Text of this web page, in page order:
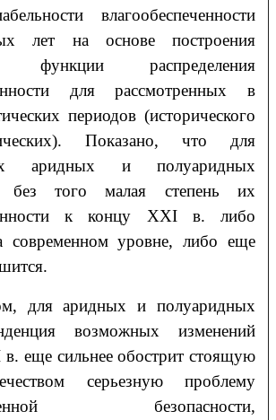
влагообеспеченности
лет на основе построения
функции распределения
для рассмотренных в
периодов (исторического
Показано, что для
аридных и полуаридных
без того малая степень их
к концу XXI в. либо
современном уровне, либо еще
для аридных и полуаридных
возможных изменений
еще сильнее обострит стоящую
серьезную проблему
безопасности,